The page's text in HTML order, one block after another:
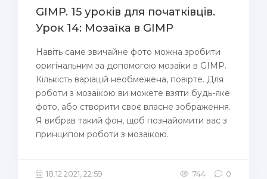
GIMP. 15 уроків для початківців.
Урок 14: Мозаїка в GIMP
Навіть саме звичайне фото можна зробити
оригінальним за допомогою мозаїки в GIMP.
Кількість варіацій необмежена, повірте. Для
роботи з мозаїкою ви можете взяти будь-яке
фото, або створити своє власне зображення.
Я вибрав такий фон, щоб познайомити вас з
принципом роботи з мозаїкою.
18.12.2021, 22:59 744 0